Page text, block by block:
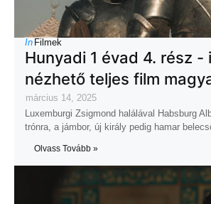
In Filmek
Hunyadi 1 évad 4. rész -
nézhető teljes film
március 14, 2025
Luxemburgi Zsigmond halálával Habsburg
trónra, a jámbor, új király pedig hamar
Olvass Tovább »